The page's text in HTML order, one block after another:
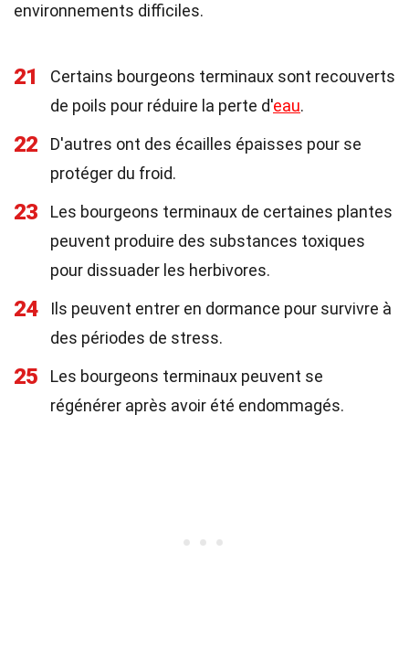
environnements difficiles.
21
Certains bourgeons terminaux sont recouverts
de poils pour réduire la perte d'eau.
22
D'autres ont des écailles épaisses pour se
protéger du froid.
23
Les bourgeons terminaux de certaines plantes
peuvent produire des substances toxiques
pour dissuader les herbivores.
24
Ils peuvent entrer en dormance pour survivre à
des périodes de stress.
25
Les bourgeons terminaux peuvent se
régénérer après avoir été endommagés.